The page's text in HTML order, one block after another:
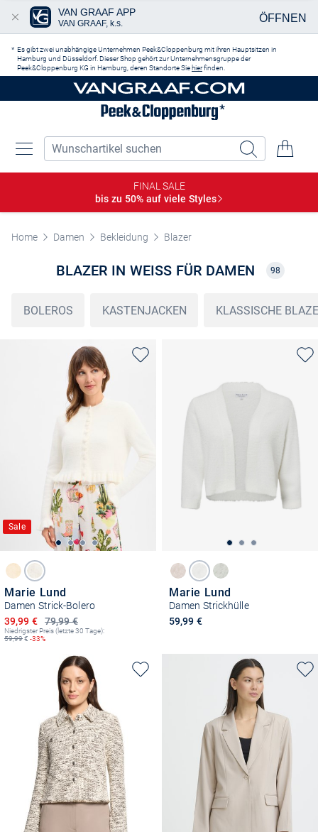
Es gibt zwei unabhängige Unternehmen Peek&Cloppenburg mit ihren Hauptsitzen in
Hamburg und Düsseldorf. Dieser Shop gehört zur Unternehmensgruppe der
Peek&Cloppenburg KG in Hamburg, deren Standorte Sie hierfinden.
FINAL SALE
bis zu 50% auf viele Styles
Home Damen Bekleidung Blazer
BLAZER IN WEISS FÜR DAMEN 98
BOLEROS KASTENJACKEN KLASSISCHE
Sale
Marie Lund
Damen Strick-Bolero
79,99 €
Ermäßigter Preis
39,99 €
Niedrigster Preis (letzte 30 Tage):
59,99€ -33%
Marie Lund
Damen Strickhülle
59,99 €
VAN GRAAF APP
VAN GRAAF, k.s. ÖFFNEN